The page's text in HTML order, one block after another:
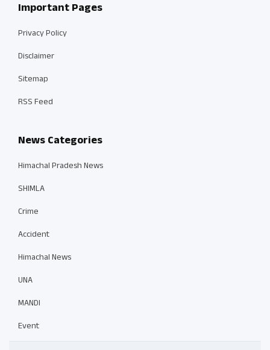
Important Pages
Privacy Policy
Disclaimer
Sitemap
RSS Feed
News Categories
Himachal Pradesh News
SHIMLA
Crime
Accident
Himachal News
UNA
MANDI
Event